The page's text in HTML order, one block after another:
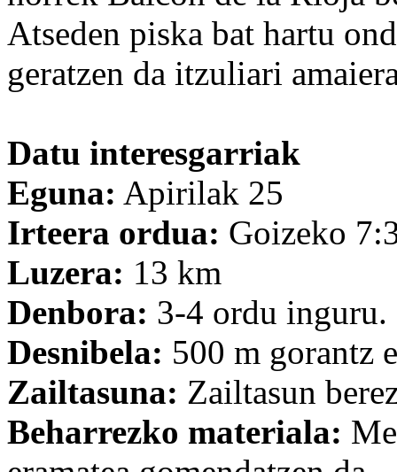
Atseden piska bat hartu
geratzen da itzuliari
Datu interesgarriak
Eguna: Apirilak 25
Irteera ordua: Goizeko
Luzera: 13 km
Denbora: 3-4 ordu inguru.
Desnibela: 500 m gorantz
Zailtasuna: Zailtasun
Beharrezko materiala: